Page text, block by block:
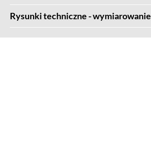
Rysunki techniczne - wymiarowanie